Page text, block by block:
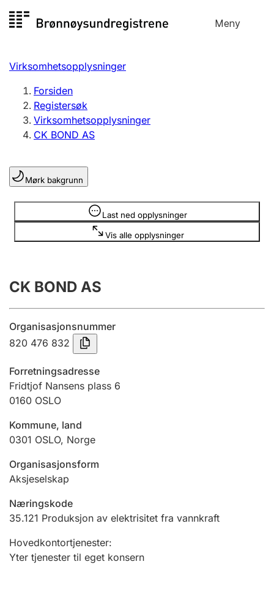
til
Meny
Registersøk
Aksjeselskap
Enkeltpersonforetak
Registrere, endre, slette
Lag og forening
Registrere, endre, slette
Årsregnskap
Innsending og forsinkelsesgebyr
Jeger
Ektepaktveileder
Offentlig sektor
Andre tema
Virksomhetsopplysninger
Forsiden
Registersøk
Virksomhetsopplysninger
CK BOND AS
Mørk bakgrunn
Last ned opplysninger
Vis alle opplysninger
Opplysninger er skjult
CK BOND AS
Organisasjonsnummer
820 476 832
Forretningsadresse
Fridtjof Nansens plass 6
0160 OSLO
Kommune, land
0301 OSLO, Norge
Organisasjonsform
Aksjeselskap
Næringskode
35.121 Produksjon av elektrisitet fra vannkraft
Hovedkontortjenester:
Yter tjenester til eget konsern